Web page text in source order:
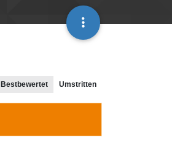
Bestbewertet Umstritten